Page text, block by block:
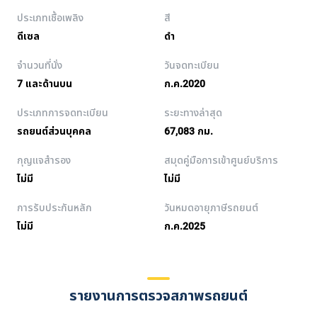
ประเภทเชื้อเพลิง
ดีเซล
สี
ดำ
จำนวนที่นั่ง
7 และด้านบน
วันจดทะเบียน
ก.ค.2020
ประเภทการจดทะเบียน
รถยนต์ส่วนบุคคล
ระยะทางล่าสุด
67,083 กม.
กุญแจสำรอง
ไม่มี
สมุดคู่มือการเข้าศูนย์บริการ
ไม่มี
การรับประกันหลัก
ไม่มี
วันหมดอายุภาษีรถยนต์
ก.ค.2025
รายงานการตรวจสภาพรถยนต์